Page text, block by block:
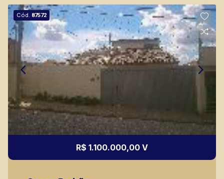
Cód. 87572
R$ 1.100.000,00 V